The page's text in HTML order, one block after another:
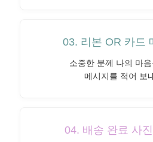
03. 리본 OR 카드
소중한 분께 나의 마
메시지를 적어 보
04. 배송 완료 사